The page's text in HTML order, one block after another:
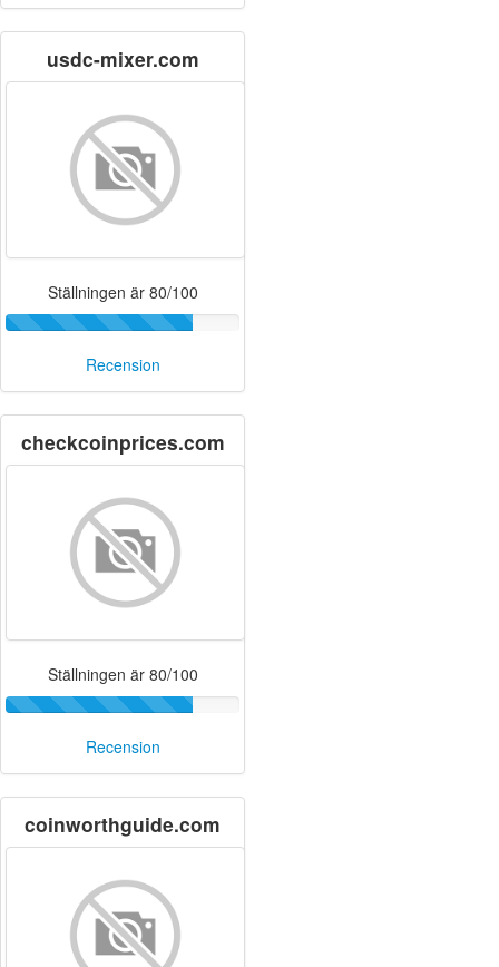
usdc-mixer.com
Ställningen är 80/100
Recension
checkcoinprices.com
Ställningen är 80/100
Recension
coinworthguide.com